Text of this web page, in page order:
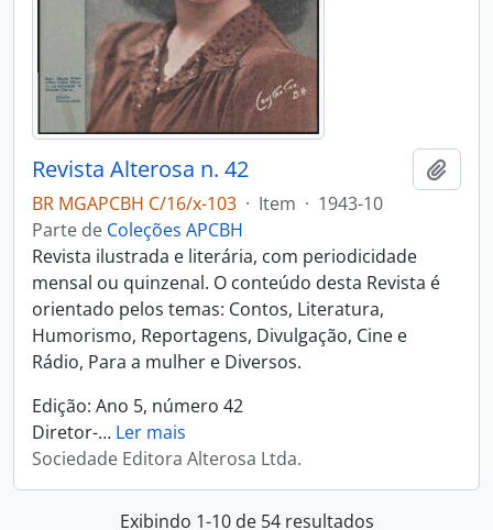
Revista Alterosa n. 42
BR MGAPCBH C/16/x-103 · Item · 1943-10
Parte de Coleções APCBH
Revista ilustrada e literária, com periodicidade
mensal ou quinzenal. O conteúdo desta Revista é
orientado pelos temas: Contos, Literatura,
Humorismo, Reportagens, Divulgação, Cine e
Rádio, Para a mulher e Diversos.
Edição: Ano 5, número 42
Diretor-… Ler mais
Sociedade Editora Alterosa Ltda.
Exibindo 1-10 de 54 resultados